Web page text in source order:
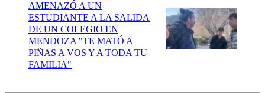
AMENAZÓ A UN
ESTUDIANTE A LA SALIDA
DE UN COLEGIO EN
MENDOZA "TE MATÓ A
PIÑAS A VOS Y A TODA TU
FAMILIA"